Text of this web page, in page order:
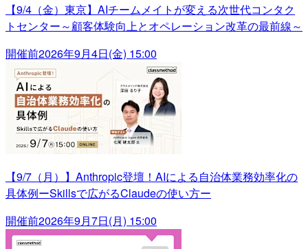
【9/4（金）東京】AIチームメイトが変える次世代コンタク
トセンター～顧客体験向上とオペレーション改革の最前線～
開催前2026年9月4日(金) 15:00
【9/7（月）】Anthropic登壇！AIによる自治体業務効率化の
具体例ーSkillsで広がるClaudeの使い方ー
開催前2026年9月7日(月) 15:00